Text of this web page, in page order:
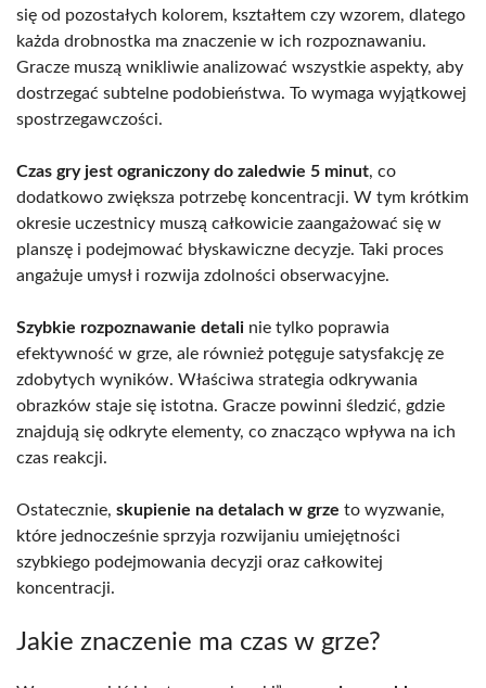
się od pozostałych kolorem, kształtem czy wzorem, dlatego
każda drobnostka ma znaczenie w ich rozpoznawaniu.
Gracze muszą wnikliwie analizować wszystkie aspekty, aby
dostrzegać subtelne podobieństwa. To wymaga wyjątkowej
spostrzegawczości.
Czas gry jest ograniczony do zaledwie 5 minut, co
dodatkowo zwiększa potrzebę koncentracji. W tym krótkim
okresie uczestnicy muszą całkowicie zaangażować się w
planszę i podejmować błyskawiczne decyzje. Taki proces
angażuje umysł i rozwija zdolności obserwacyjne.
Szybkie rozpoznawanie detali nie tylko poprawia
efektywność w grze, ale również potęguje satysfakcję ze
zdobytych wyników. Właściwa strategia odkrywania
obrazków staje się istotna. Gracze powinni śledzić, gdzie
znajdują się odkryte elementy, co znacząco wpływa na ich
czas reakcji.
Ostatecznie, skupienie na detalach w grze to wyzwanie,
które jednocześnie sprzyja rozwijaniu umiejętności
szybkiego podejmowania decyzji oraz całkowitej
koncentracji.
Jakie znaczenie ma czas w grze?